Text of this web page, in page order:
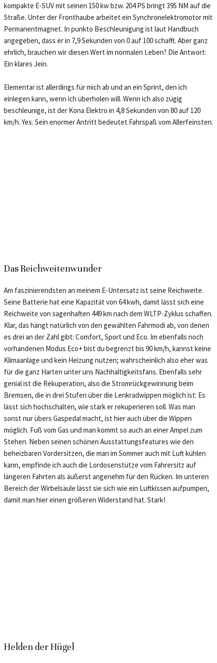
kompakte E-SUV mit seinen 150 kw bzw. 204 PS bringt 395 NM auf die
Straße. Unter der Fronthaube arbeitet ein Synchronelektromotor mit
Permanentmagnet. In punkto Beschleunigung ist laut Handbuch
angegeben, dass er in 7,9 Sekunden von 0 auf 100 schafft. Aber ganz
ehrlich, brauchen wir diesen Wert im normalen Leben? Die Antwort:
Ein klares Jein.
Elementar ist allerdings für mich ab und an ein Sprint, den ich
einlegen kann, wenn ich überholen will. Wenn ich also zügig
beschleunige, ist der Kona Elektro in 4,8 Sekunden von 80 auf 120
km/h. Yes. Sein enormer Antritt bedeutet Fahrspaß vom Allerfeinsten.
Das Reichweitenwunder
Am faszinierendsten an meinem E-Untersatz ist seine Reichweite.
Seine Batterie hat eine Kapazität von 64 kwh, damit lässt sich eine
Reichweite von sagenhaften 449 km nach dem WLTP-Zyklus schaffen.
Klar, das hängt natürlich von den gewählten Fahrmodi ab, von denen
es drei an der Zahl gibt: Comfort, Sport und Eco. Im ebenfalls noch
vorhandenen Modus Eco+ bist du begrenzt bis 90 km/h, kannst keine
Klimaanlage und kein Heizung nutzen; wahrscheinlich also eher was
für die ganz Harten unter uns Nachhaltigkeitsfans. Ebenfalls sehr
genial ist die Rekuperation, also die Stromrückgewinnung beim
Bremsen, die in drei Stufen über die Lenkradwippen möglich ist: Es
lässt sich hochschalten, wie stark er rekuperieren soll. Was man
sonst nur übers Gaspedal macht, ist hier auch über die Wippen
möglich. Fuß vom Gas und man kommt so auch an einer Ampel zum
Stehen. Neben seinen schönen Ausstattungsfeatures wie den
beheizbaren Vordersitzen, die man im Sommer auch mit Luft kühlen
kann, empfinde ich auch die Lordosenstütze vom Fahrersitz auf
längeren Fahrten als äußerst angenehm für den Rücken. Im unteren
Bereich der Wirbelsäule lässt sie sich wie ein Luftkissen aufpumpen,
damit man hier einen größeren Widerstand hat. Stark!
Helden der Hügel